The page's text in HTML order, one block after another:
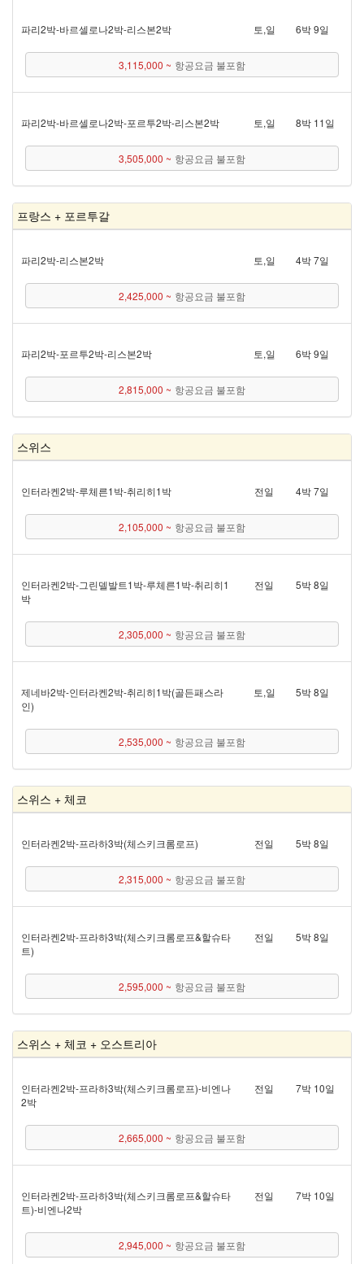
파리 2박 - 바르셀로나 2박 - 리스본 2박 토,일 6박 9일
3,115,000 ~ 항공요금 불포함
파리 2박 - 바르셀로나 2박 - 포르투 2박 - 리스본 2박 토,일 8박 11일
3,505,000 ~ 항공요금 불포함
프랑스 + 포르투갈
파리 2박 - 리스본 2박 토,일 4박 7일
2,425,000 ~ 항공요금 불포함
파리 2박 - 포르투 2박 - 리스본 2박 토,일 6박 9일
2,815,000 ~ 항공요금 불포함
스위스
인터라켄 2박 - 루체른 1박 - 취리히 1박 전일 4박 7일
2,105,000 ~ 항공요금 불포함
인터라켄 2박 - 그린델발트 1박 - 루체른 1박 - 취리히 1
박
전일 5박 8일
2,305,000 ~ 항공요금 불포함
제네바 2박 - 인터라켄 2박 - 취리히 1박(골든패스 라
인)
토,일 5박 8일
2,535,000 ~ 항공요금 불포함
스위스 + 체코
인터라켄 2박 - 프라하 3박(체스키크롬로프) 전일 5박 8일
2,315,000 ~ 항공요금 불포함
인터라켄 2박 - 프라하 3박(체스키크롬로프&할슈타
트)
전일 5박 8일
2,595,000 ~ 항공요금 불포함
스위스 + 체코 + 오스트리아
인터라켄 2박 - 프라하 3박(체스키크롬로프) - 비엔나
2박
전일 7박 10일
2,665,000 ~ 항공요금 불포함
인터라켄 2박 - 프라하 3박(체스키크롬로프&할슈타
트) - 비엔나 2박
전일 7박 10일
2,945,000 ~ 항공요금 불포함